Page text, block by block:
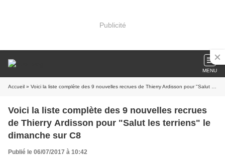
Publicité
MENU
Accueil » Voici la liste complète des 9 nouvelles recrues de Thierry Ardisson pour "Salut les terriens" le dimanche sur C8
Voici la liste complète des 9 nouvelles recrues
de Thierry Ardisson pour "Salut les terriens" le
dimanche sur C8
Publié le 06/07/2017 à 10:42